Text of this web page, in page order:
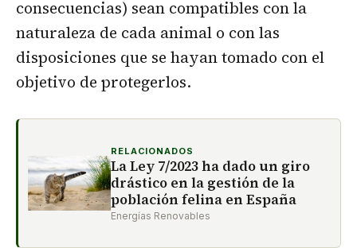
consecuencias) sean compatibles con la
naturaleza de cada animal o con las
disposiciones que se hayan tomado con el
objetivo de protegerlos.
RELACIONADOS
La Ley 7/2023 ha dado un giro
drástico en la gestión de la
población felina en España
Energías Renovables